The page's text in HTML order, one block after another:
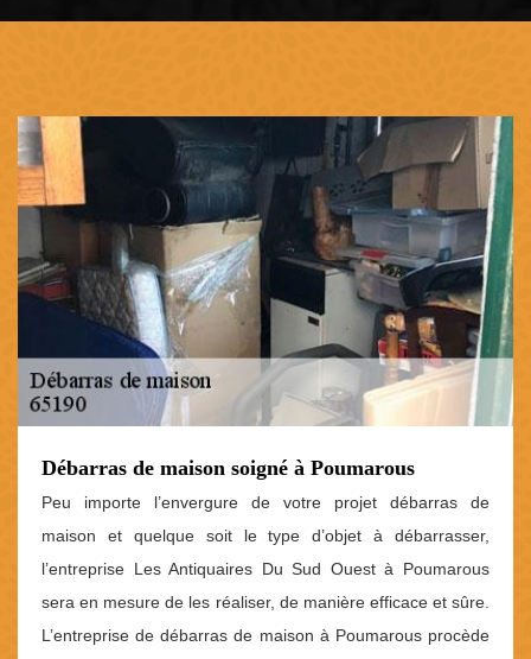
Débarras de maison soigné à Poumarous
Peu importe l’envergure de votre projet débarras de
maison et quelque soit le type d’objet à débarrasser,
l’entreprise Les Antiquaires Du Sud Ouest à Poumarous
sera en mesure de les réaliser, de manière efficace et sûre.
L’entreprise de débarras de maison à Poumarous procède